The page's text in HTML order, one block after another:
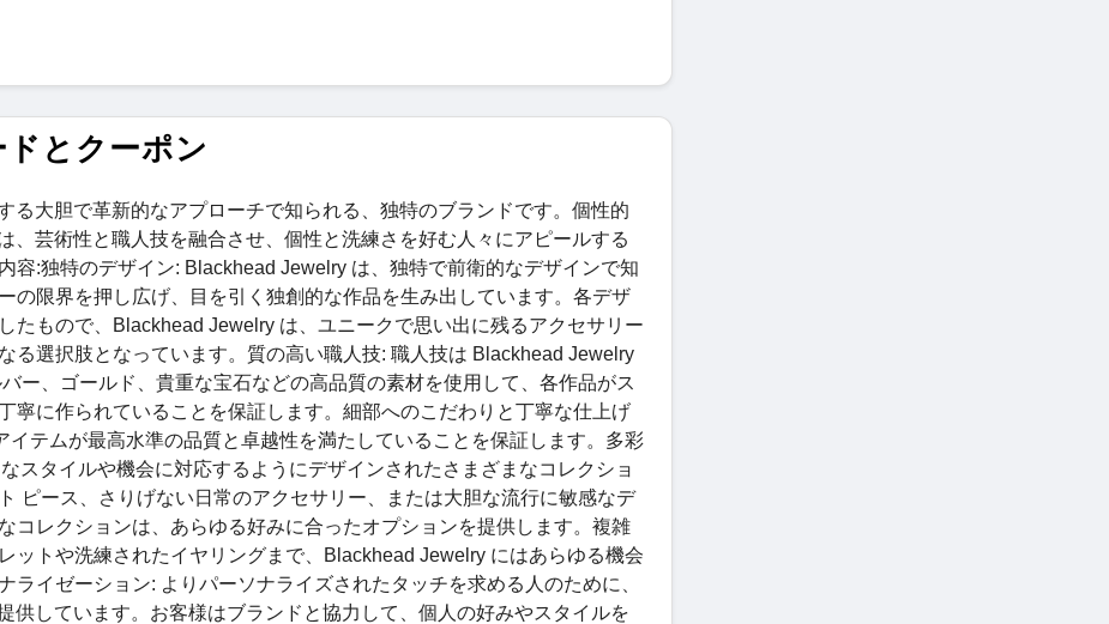
とクーポン
る大胆で革新的なアプローチで知られる、独特のブランドです。個性的
、芸術性と職人技を融合させ、個性と洗練さを好む人々にアピールする
容:独特のデザイン: Blackhead Jewelry は、独特で前衛的なデザインで知
の限界を押し広げ、目を引く独創的な作品を生み出しています。各デザ
たもので、Blackhead Jewelry は、ユニークで思い出に残るアクセサリー
る選択肢となっています。質の高い職人技: 職人技は Blackhead Jewelry
ー、ゴールド、貴重な宝石などの高品質の素材を使用して、各作品がス
寧に作られていることを保証します。細部へのこだわりと丁寧な仕上げ
テムが最高水準の品質と卓越性を満たしていることを保証します。多彩
スタイルや機会に対応するようにデザインされたさまざまなコレクショ
ピース、さりげない日常のアクセサリー、または大胆な流行に敏感なデ
コレクションは、あらゆる好みに合ったオプションを提供します。複雑
ットや洗練されたイヤリングまで、Blackhead Jewelry にはあらゆる機会
イゼーション: よりパーソナライズされたタッチを求める人のために、
供しています。お客様はブランドと協力して、個人の好みやスタイルを